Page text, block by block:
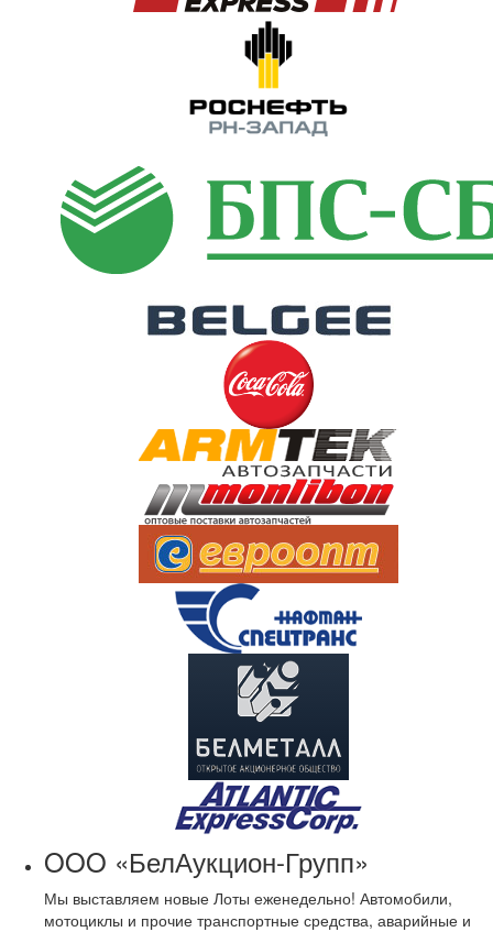
OOO «БелАукцион-Групп»
Мы выставляем новые Лоты еженедельно! Автомобили,
мотоциклы и прочие транспортные средства, аварийные и